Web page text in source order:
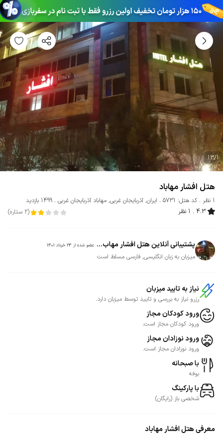
13/1
هتل افشار مهاباد
1 نظر کد هتل: 5731 ایران, آذربایجان غربی, مهاباد آذربایجان غربی
1499 بازدید
4.3
1 نظر (
2 ستاره)
پشتیبانی آنلاین هتل افشار مهاب... عضو شده از 24 خرداد 1401
میزبان به زبان انگلیسی, فارسی مسلط است
نیاز به تایید میزبان
رزرو نیاز به بررسی و تایید توسط میزبان دارد.
ورود کودکان مجاز
ورود کودکان مجاز است.
ورود نوزادان مجاز
ورود نوزادان مجاز است.
با صبحانه
بوفه
با پارکینگ
شخصی باز (رایگان)
معرفیهتل افشار مهاباد